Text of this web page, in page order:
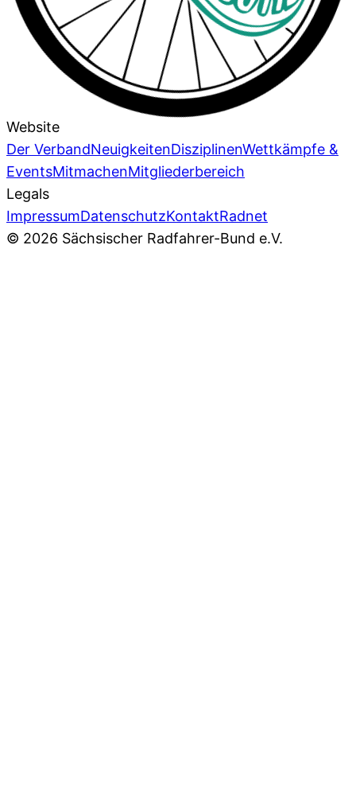
Website
Der VerbandNeuigkeitenDisziplinenWettkämpfe &
EventsMitmachenMitgliederbereich
Legals
ImpressumDatenschutzKontaktRadnet
© 2026 Sächsischer Radfahrer-Bund e.V.